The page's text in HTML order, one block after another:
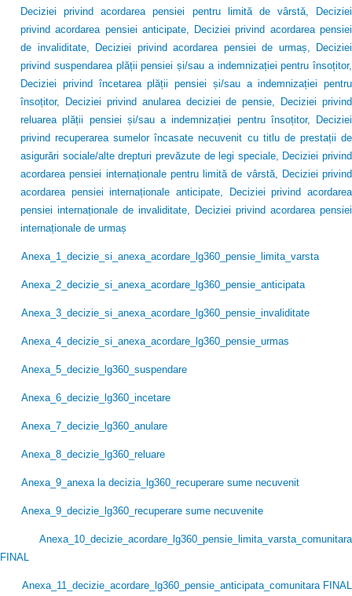
Deciziei privind acordarea pensiei pentru limită de vârstă, Deciziei
privind acordarea pensiei anticipate, Deciziei privind acordarea pensiei
de invaliditate, Deciziei privind acordarea pensiei de urmaș, Deciziei
privind suspendarea plății pensiei și/sau a indemnizației pentru însoțitor,
Deciziei privind încetarea plății pensiei și/sau a indemnizației pentru
însoțitor, Deciziei privind anularea deciziei de pensie, Deciziei privind
reluarea plății pensiei și/sau a indemnizației pentru însoțitor, Deciziei
privind recuperarea sumelor încasate necuvenit cu titlu de prestații de
asigurări sociale/alte drepturi prevăzute de legi speciale, Deciziei privind
acordarea pensiei internaționale pentru limită de vârstă, Deciziei privind
acordarea pensiei internaționale anticipate, Deciziei privind acordarea
pensiei internaționale de invaliditate, Deciziei privind acordarea pensiei
internaționale de urmaș
Anexa_1_decizie_si_anexa_acordare_lg360_pensie_limita_varsta
Anexa_2_decizie_si_anexa_acordare_lg360_pensie_anticipata
Anexa_3_decizie_si_anexa_acordare_lg360_pensie_invaliditate
Anexa_4_decizie_si_anexa_acordare_lg360_pensie_urmas
Anexa_5_decizie_lg360_suspendare
Anexa_6_decizie_lg360_incetare
Anexa_7_decizie_lg360_anulare
Anexa_8_decizie_lg360_reluare
Anexa_9_anexa la decizia_lg360_recuperare sume necuvenit
Anexa_9_decizie_lg360_recuperare sume necuvenite
Anexa_10_decizie_acordare_lg360_pensie_limita_varsta_comunitara
FINAL
Anexa_11_decizie_acordare_lg360_pensie_anticipata_comunitara FINAL